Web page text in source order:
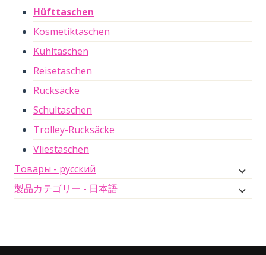
Hüfttaschen
Kosmetiktaschen
Kühltaschen
Reisetaschen
Rucksäcke
Schultaschen
Trolley-Rucksäcke
Vliestaschen
Товары - русский
製品カテゴリー - 日本語